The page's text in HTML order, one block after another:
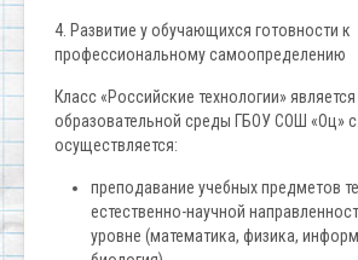
4. Развитие у обучающихся готовности к
профессиональному самоопределению
Класс «Российские технологии»
образовательной среды ГБОУ СОШ «Оц»
осуществляется:
преподавание учебных предметов
естественно-научной
уровне (математика, физика,